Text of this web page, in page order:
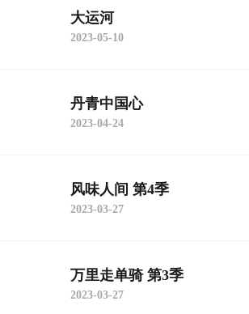
大运河
2023-05-10
丹青中国心
2023-04-24
风味人间 第4季
2023-03-27
万里走单骑 第3季
2023-03-27